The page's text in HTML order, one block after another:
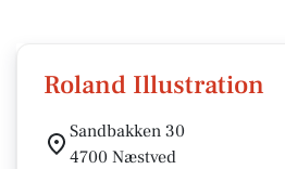
Roland Illustration
Sandbakken 30
4700 Næstved